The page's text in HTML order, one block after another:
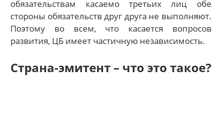
обязательствам касаемо третьих лиц обе
стороны обязательств друг друга не выполняют.
Поэтому во всем, что касается вопросов
развития, ЦБ имеет частичную независимость.
Страна-эмитент – что это такое?